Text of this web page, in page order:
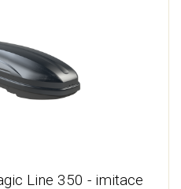
Line 350 - imitace